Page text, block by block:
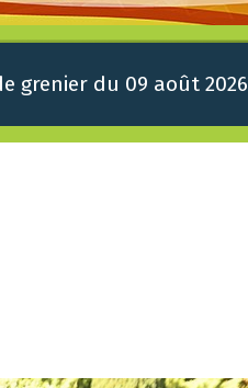
grenier du 09 août 2026